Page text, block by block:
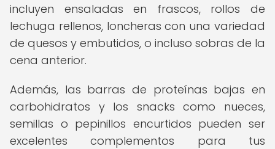
incluyen ensaladas en frascos, rollos de
lechuga rellenos, loncheras con una variedad
de quesos y embutidos, o incluso sobras de la
cena anterior.
Además, las barras de proteínas bajas en
carbohidratos y los snacks como nueces,
semillas o pepinillos encurtidos pueden ser
excelentes complementos para tus